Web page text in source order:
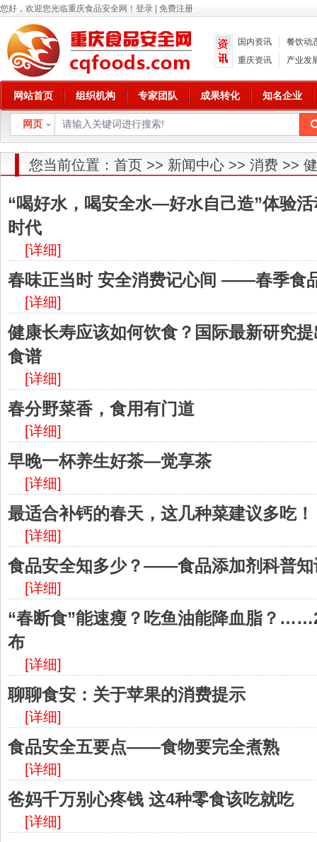
您好，欢迎您光临重庆食品安全网！ 登录 免费注册
国内资讯
餐饮动
重庆资讯
产业发
网站首页 组织机构 专家团队 成果转化 知名企业
网页
您当前位置： 首页 >> 新闻中心 >> 消费 >>
“喝好水，喝安全水—好水自己造”体验
时代
[详细]
春味正当时 安全消费记心间 ——春季食
[详细]
健康长寿应该如何饮食？国际最新研究
食谱
[详细]
春分野菜香，食用有门道
[详细]
早晚一杯养生好茶—觉享茶
[详细]
最适合补钙的春天，这几种菜建议多吃！
[详细]
食品安全知多少？——食品添加剂科普知
[详细]
“春断食”能速瘦？吃鱼油能降血脂？
布
[详细]
聊聊食安：关于苹果的消费提示
[详细]
食品安全五要点——食物要完全煮熟
[详细]
爸妈千万别心疼钱 这4种零食该吃就吃
[详细]